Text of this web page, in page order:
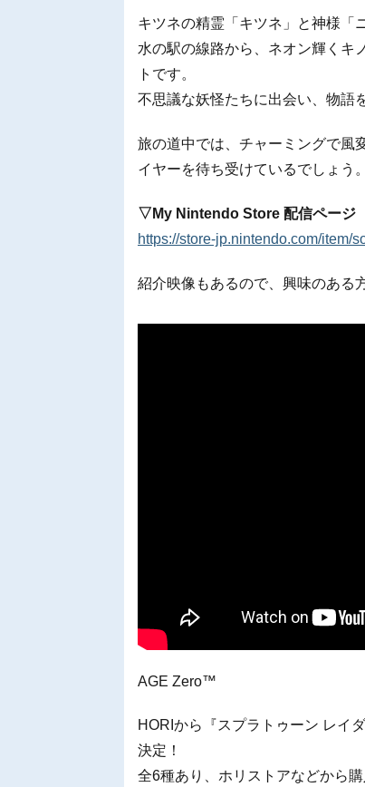
キツネの精霊「キツネ」と神様「
水の駅の線路から、ネオン輝くキ
トです。
不思議な妖怪たちに出会い、物語
旅の道中では、チャーミングで風
イヤーを待ち受けているでしょう。
▽My Nintendo Store 配信ページ
https://store-jp.nintendo.com/item/
紹介映像もあるので、興味のある
AGE Zero™
HORIから『スプラトゥーン レイ
決定！
全6種あり、ホリストアなどから購